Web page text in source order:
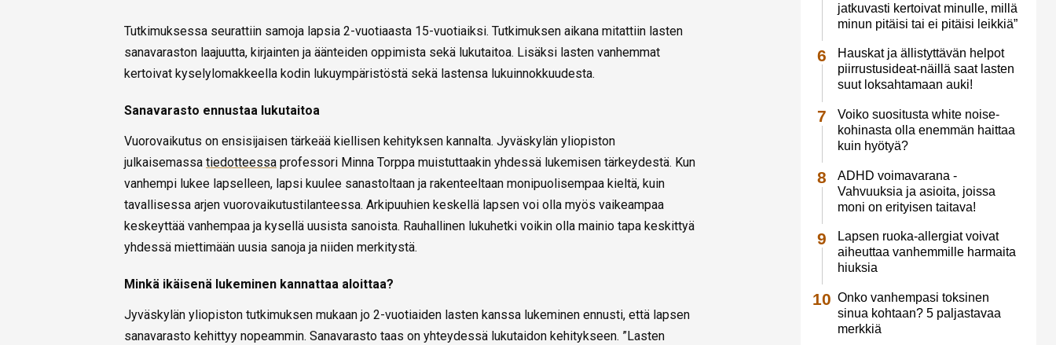
Tutkimuksessa seurattiin samoja lapsia 2-vuotiaasta 15-vuotiaiksi. Tutkimuksen aikana mitattiin lasten
sanavaraston laajuutta, kirjainten ja äänteiden oppimista sekä lukutaitoa. Lisäksi lasten vanhemmat
kertoivat kyselylomakkeella kodin lukuympäristöstä sekä lastensa lukuinnokkuudesta.
Sanavarasto ennustaa lukutaitoa
Vuorovaikutus on ensisijaisen tärkeää kiellisen kehityksen kannalta. Jyväskylän yliopiston
julkaisemassa tiedotteessa professori Minna Torppa muistuttaakin yhdessä lukemisen tärkeydestä. Kun
vanhempi lukee lapselleen, lapsi kuulee sanastoltaan ja rakenteeltaan monipuolisempaa kieltä, kuin
tavallisessa arjen vuorovaikutustilanteessa. Arkipuuhien keskellä lapsen voi olla myös vaikeampaa
keskeyttää vanhempaa ja kysellä uusista sanoista. Rauhallinen lukuhetki voikin olla mainio tapa keskittyä
yhdessä miettimään uusia sanoja ja niiden merkitystä.
Minkä ikäisenä lukeminen kannattaa aloittaa?
Jyväskylän yliopiston tutkimuksen mukaan jo 2-vuotiaiden lasten kanssa lukeminen ennusti, että lapsen
sanavarasto kehittyy nopeammin. Sanavarasto taas on yhteydessä lukutaidon kehitykseen. ”Lasten
jatkuvasti kertoivat minulle, millä
minun pitäisi tai ei pitäisi leikkiä”
Hauskat ja ällistyttävän helpot
piirrustusideat-näillä saat lasten
suut loksahtamaan auki!
Voiko suositusta white noise-
kohinasta olla enemmän haittaa
kuin hyötyä?
ADHD voimavarana -
Vahvuuksia ja asioita, joissa
moni on erityisen taitava!
Lapsen ruoka-allergiat voivat
aiheuttaa vanhemmille harmaita
hiuksia
Onko vanhempasi toksinen
sinua kohtaan? 5 paljastavaa
merkkiä